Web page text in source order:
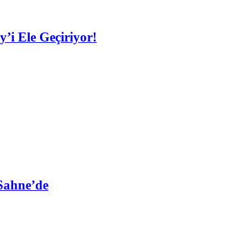
Ele Geçiriyor!